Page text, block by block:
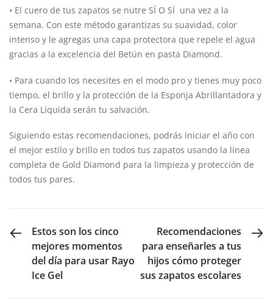
• El cuero de tus zapatos se nutre SÍ O SÍ una vez a la
semana. Con este método garantizas su suavidad, color
intenso y le agregas una capa protectora que repele el agua
gracias a la excelencia del Betún en pasta Diamond.
• Para cuando los necesites en el modo pro y tienes muy poco
tiempo, el brillo y la protección de la Esponja Abrillantadora y
la Cera Líquida serán tu salvación.
Siguiendo estas recomendaciones, podrás iniciar el año con
el mejor estilo y brillo en todos tus zapatos usando la línea
completa de Gold Diamond para la limpieza y protección de
todos tus pares.
PREVIOUS POST
Estos son los cinco
mejores momentos
del día para usar Rayo
Ice Gel
NEXT POST
Recomendaciones
para enseñarles a tus
hijos cómo proteger
sus zapatos escolares